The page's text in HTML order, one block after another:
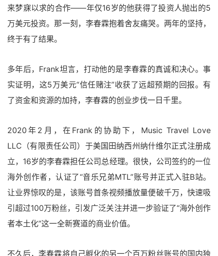
来梦寐以求的合作——年仅16岁的他获得了投资人抛出的5
万美元投资。那一刻，李春霖抱着舍友痛哭。两年的坚持，
终于有了结果。
多年后，Frank坦言，打动他的是李春霖的真诚和决心。事
实证明，这5万美元“信任赌注”收获了远超预期的回报。有
了资金和资源的加持，李春霖的创业步伐一日千里。
2020年2月，在Frank的协助下，Music Travel Love
LLC（有限责任公司）于美国田纳西州纳什维尔正式注册成
立，16岁的李春霖担任公司总经理。很快，公司签约的一位
海外创作者，认证了“音乐兄弟MTL”账号并正式入驻B站。
让业界惊叹的是，该账号首条视频播放量便破千万，快速吸
引超过100万粉丝，引发广泛关注并进一步验证了“海外创作
者本土化”这一全新赛道的商业价值。
不久后，李春霖将自己孵化的另一个百万粉丝账号的国内独